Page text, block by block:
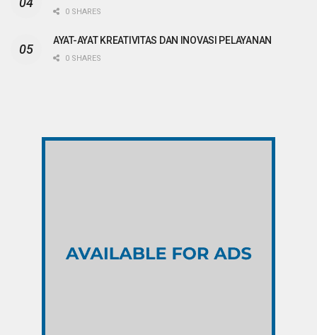
0 SHARES
AYAT-AYAT KREATIVITAS DAN INOVASI PELAYANAN
0 SHARES